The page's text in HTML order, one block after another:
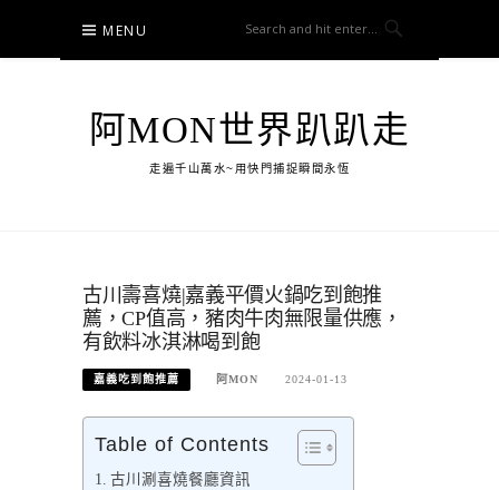
content
MENU
阿MON世界趴趴走
走遍千山萬水~用快門捕捉瞬間永恆
古川壽喜燒|嘉義平價火鍋吃到飽推
薦，CP值高，豬肉牛肉無限量供應，
有飲料冰淇淋喝到飽
嘉義吃到飽推薦 阿MON 2024-01-13
Table of Contents
古川涮喜燒餐廳資訊